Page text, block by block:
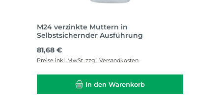
M24 verzinkte Muttern in
Selbstsichernder Ausführung
Regulärer Preis:
81,68 €
Preise inkl. MwSt. zzgl. Versandkosten
In den Warenkorb